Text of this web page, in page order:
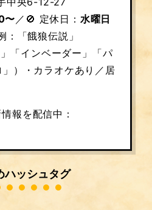
〜／🚫 定休日： 水曜日
：「餓狼伝説」
「インベーダー」「パ
）・カラオケあり／居
報を配信中：
ハッシュタグ